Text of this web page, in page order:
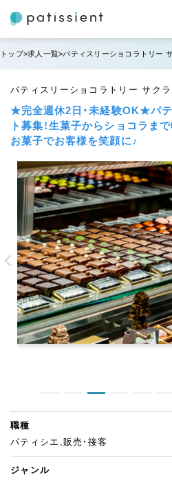
トップ 求人一覧 パティスリーショコラトリー
パティスリーショコラトリー サク
★完全週休2日・未経験OK★パテ
ト募集！生菓子からショコラま
お菓子でお客様を笑顔に♪
職種
パティシエ,販売・接客
ジャンル